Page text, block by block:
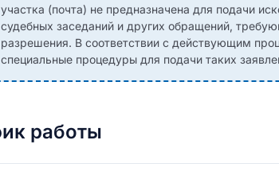
участка (почта) не предназначена для подачи
судебных заседаний и других обращений,
разрешения. В соответствии с действующим
специальные процедуры для подачи таких
работы